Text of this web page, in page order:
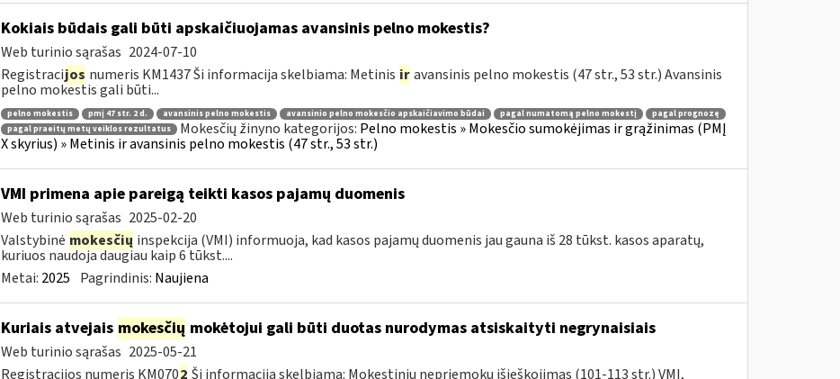
Kokiais būdais gali būti apskaičiuojamas avansinis pelno mokestis?
Web turinio sąrašas 2024-07-10
Registracijos numeris KM1437 Ši informacija skelbiama: Metinis ir avansinis pelno mokestis (47 str., 53 str.) Avansinis
pelno mokestis gali būti...
pelno mokestis pmį 47 str. 2 d. avansinis pelno mokestis avansinio pelno mokesčio apskaičiavimo būdai pagal numatomą pelno mokestį
pagal prognozę
pagal praeitų metų veiklos rezultatus
Mokesčių žinyno kategorijos: Pelno mokestis » Mokesčio sumokėjimas ir grąžinimas (PMĮ
X skyrius) » Metinis ir avansinis pelno mokestis (47 str., 53 str.)
VMI primena apie pareigą teikti kasos pajamų duomenis
Web turinio sąrašas 2025-02-20
Valstybinė mokesčių inspekcija (VMI) informuoja, kad kasos pajamų duomenis jau gauna iš 28 tūkst. kasos aparatų,
kuriuos naudoja daugiau kaip 6 tūkst....
Metai: 2025 Pagrindinis: Naujiena
Kuriais atvejais mokesčių mokėtojui gali būti duotas nurodymas atsiskaityti negrynaisiais
Web turinio sąrašas 2025-05-21
Registracijos numeris KM0702 Ši informacija skelbiama: Mokestinių nepriemokų išieškojimas (101-113 str.) VMI,